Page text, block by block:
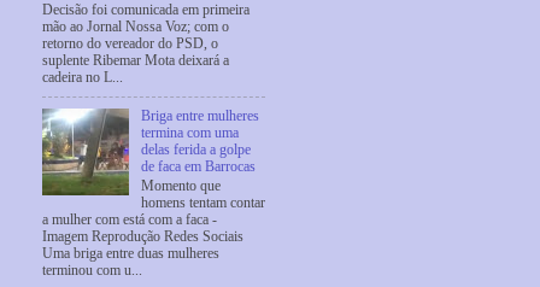
Decisão foi comunicada em primeira
mão ao Jornal Nossa Voz; com o
retorno do vereador do PSD, o
suplente Ribemar Mota deixará a
cadeira no L...
Briga entre mulheres
termina com uma
delas ferida a golpe
de faca em Barrocas
Momento que
homens tentam contar
a mulher com está com a faca -
Imagem Reprodução Redes Sociais
Uma briga entre duas mulheres
terminou com u...